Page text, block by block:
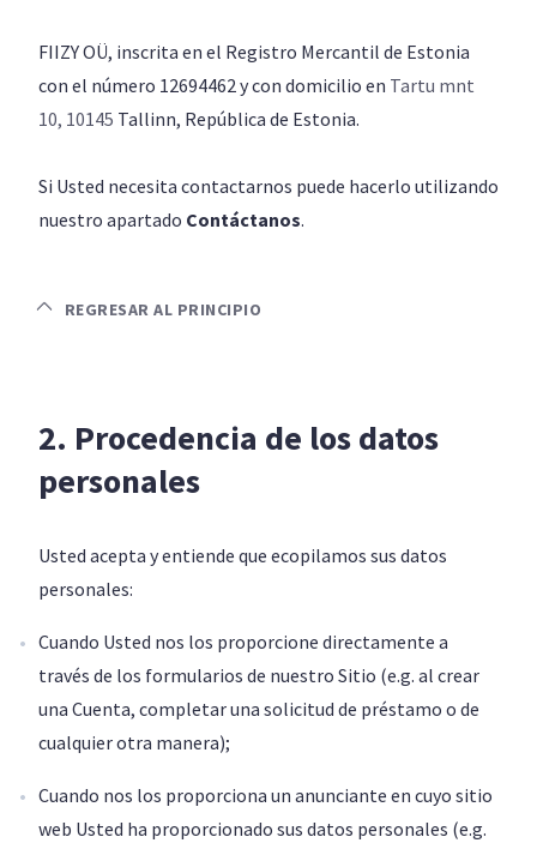
FIIZY OÜ, inscrita en el Registro Mercantil de Estonia
con el número 12694462 y con domicilio en Tartu mnt
10, 10145 Tallinn, República de Estonia.
Si Usted necesita contactarnos puede hacerlo utilizando
nuestro apartado Contáctanos.
REGRESAR AL PRINCIPIO
2. Procedencia de los datos
personales
Usted acepta y entiende que ecopilamos sus datos
personales:
Cuando Usted nos los proporcione directamente a
través de los formularios de nuestro Sitio (e.g. al crear
una Cuenta, completar una solicitud de préstamo o de
cualquier otra manera);
Cuando nos los proporciona un anunciante en cuyo sitio
web Usted ha proporcionado sus datos personales (e.g.